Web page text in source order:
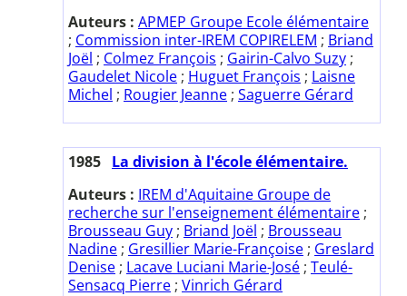
Auteurs : APMEP Groupe Ecole élémentaire
; Commission inter-IREM COPIRELEM ; Briand
Joël ; Colmez François ; Gairin-Calvo Suzy ;
Gaudelet Nicole ; Huguet François ; Laisne
Michel ; Rougier Jeanne ; Saguerre Gérard
1985 La division à l'école élémentaire.
Auteurs : IREM d'Aquitaine Groupe de
recherche sur l'enseignement élémentaire ;
Brousseau Guy ; Briand Joël ; Brousseau
Nadine ; Gresillier Marie-Françoise ; Greslard
Denise ; Lacave Luciani Marie-José ; Teulé-
Sensacq Pierre ; Vinrich Gérard